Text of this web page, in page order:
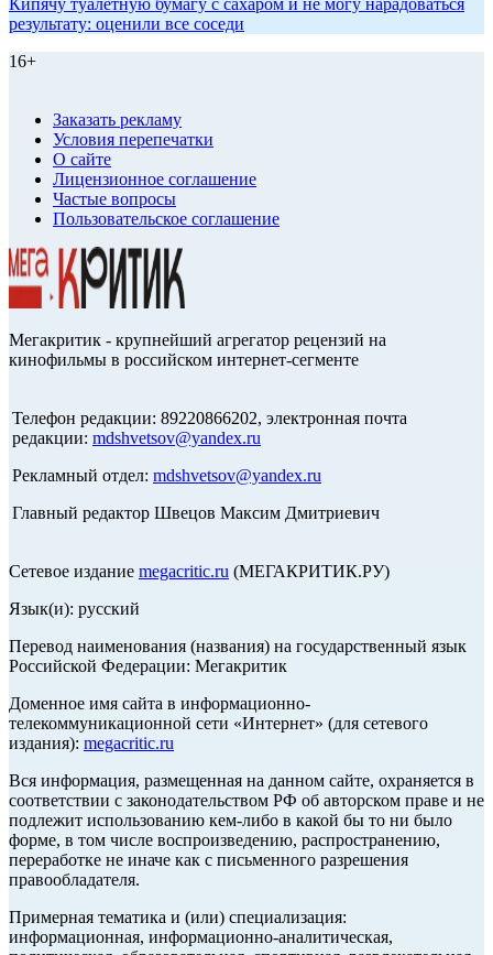
Кипячу туалетную бумагу с сахаром и не могу нарадоваться
результату: оценили все соседи
16+
Заказать рекламу
Условия перепечатки
О сайте
Лицензионное соглашение
Частые вопросы
Пользовательское соглашение
Мегакритик - крупнейший агрегатор рецензий на
кинофильмы в российском интернет-сегменте
Телефон редакции: 89220866202, электронная почта
редакции: mdshvetsov@yandex.ru
Рекламный отдел: mdshvetsov@yandex.ru
Главный редактор Швецов Максим Дмитриевич
Сетевое издание megacritic.ru (МЕГАКРИТИК.РУ)
Язык(и): русский
Перевод наименования (названия) на государственный язык
Российской Федерации: Мегакритик
Доменное имя сайта в информационно-
телекоммуникационной сети «Интернет» (для сетевого
издания): megacritic.ru
Вся информация, размещенная на данном сайте, охраняется в
соответствии с законодательством РФ об авторском праве и не
подлежит использованию кем-либо в какой бы то ни было
форме, в том числе воспроизведению, распространению,
переработке не иначе как с письменного разрешения
правообладателя.
Примерная тематика и (или) специализация:
информационная, информационно-аналитическая,